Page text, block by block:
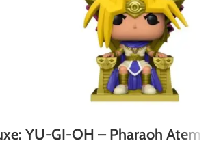
YU-GI-OH – Pharaoh Atem